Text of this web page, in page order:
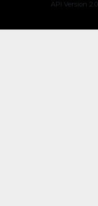
API Version 2.0